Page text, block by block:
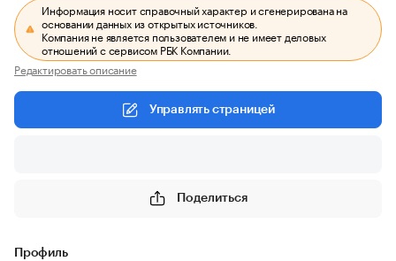
Информация носит справочный характер и сгенерирована на
основании данных из открытых источников.
Компания не является пользователем и не имеет деловых
отношений с сервисом РБК Компании.
Редактировать описание
Управлять страницей
Поделиться
Профиль